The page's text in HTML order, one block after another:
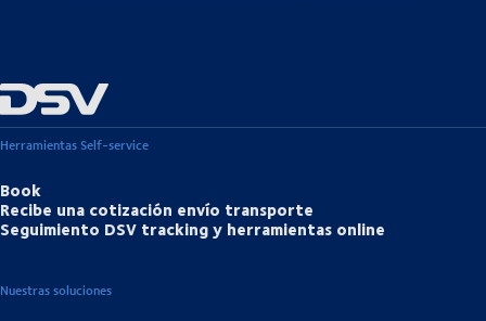
Herramientas Self-service
Book
Recibe una cotización envío transporte
Seguimiento DSV tracking y herramientas online
Nuestras soluciones